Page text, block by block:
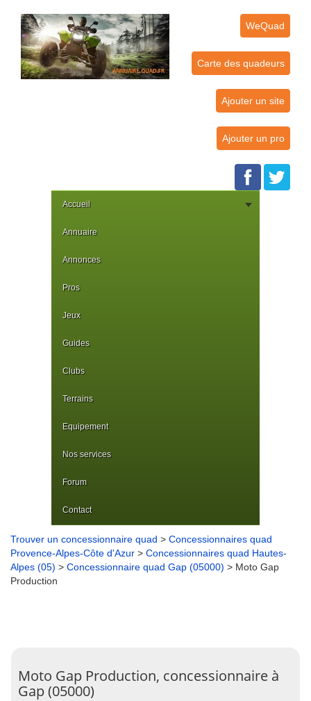
WeQuad
Carte des quadeurs
Ajouter un site
Ajouter un pro
Accueil
Annuaire
Annonces
Pros
Jeux
Guides
Clubs
Terrains
Equipement
Nos services
Forum
Contact
Trouver un concessionnaire quad > Concessionnaires quad
Provence-Alpes-Côte d'Azur > Concessionnaires quad Hautes-
Alpes (05) > Concessionnaire quad Gap (05000) > Moto Gap
Production
Moto Gap Production, concessionnaire à
Gap (05000)